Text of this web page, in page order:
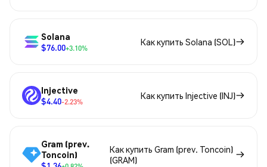
Solana
$76.00+3.10%
Как купить Solana (SOL)
Injective
$4.40-2.23%
Как купить Injective (INJ)
Gram (prev.
Toncoin)
Как купить Gram (prev. Toncoin)
(GRAM)